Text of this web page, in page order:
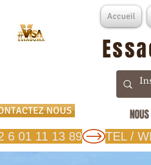
Accueil
NOUS
6 01 11 13 89